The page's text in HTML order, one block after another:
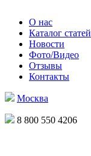
О нас
Каталог статей
Новости
Фото/Видео
Отзывы
Контакты
Москва
8 800 550 4206